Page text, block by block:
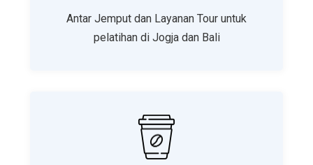
Antar Jemput dan Layanan Tour untuk
pelatihan di Jogja dan Bali